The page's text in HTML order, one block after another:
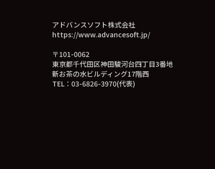
アドバンスソフト株式会社
https://www.advancesoft.jp/
〒101-0062
東京都千代田区神田駿河台四丁目3番地
新お茶の水ビルディング17階西
TEL：03-6826-3970(代表)